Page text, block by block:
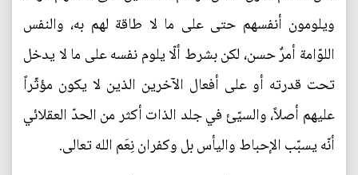
ويلومون أنفسهم حتى على ما لا طاقة لهم به، والنفس
اللوّامة أمرٌ حسن، لكن بشرط ألّا يلوم نفسه على ما لا يدخل
تحت قدرته أو على أفعال الآخرين الذين لا يكون مؤثّراً
عليهم أصلاً، والسيّئ في جلد الذات أكثر من الحدّ العقلائي
أنّه يسبّب الإحباط واليأس بل وكفران نِعَم الله تعالى.